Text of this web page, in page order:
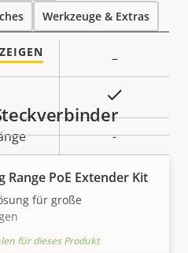
Eigentumswert
–
-
Ja
Werkzeuge & Extras
Range PoE Extender Kit
für große
für dieses Produkt